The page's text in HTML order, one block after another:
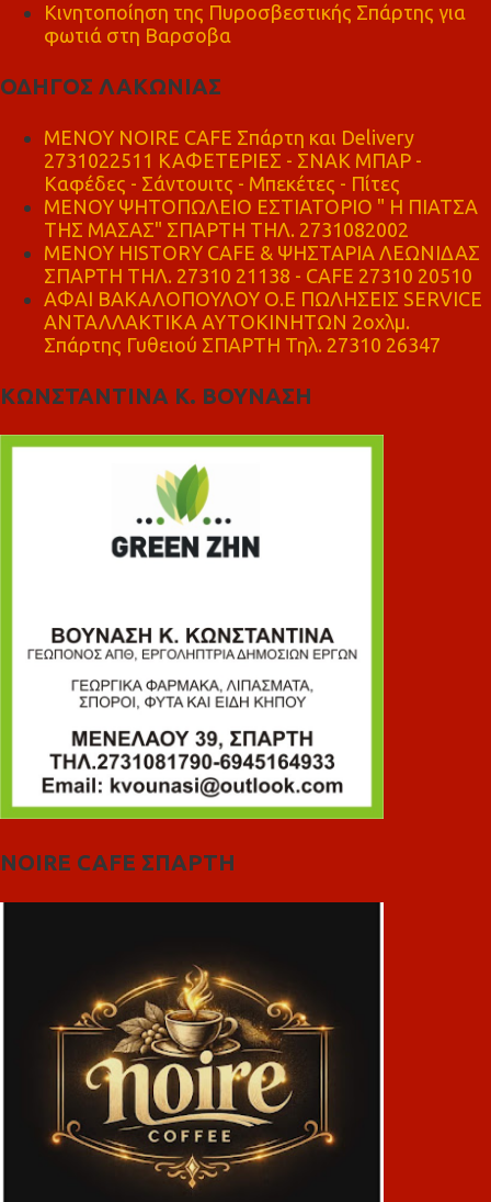
Κινητοποίηση της Πυροσβεστικής Σπάρτης για
φωτιά στη Βαρσοβα
ΟΔΗΓΟΣ ΛΑΚΩΝΙΑΣ
MENOY NOIRE CAFE Σπάρτη και Delivery
2731022511 ΚΑΦΕΤΕΡΙΕΣ - ΣΝΑΚ ΜΠΑΡ -
Καφέδες - Σάντουιτς - Μπεκέτες - Πίτες
ΜΕΝΟΥ ΨΗΤΟΠΩΛΕΙΟ ΕΣΤΙΑΤΟΡΙΟ " Η ΠΙΑΤΣΑ
ΤΗΣ ΜΑΣΑΣ" ΣΠΑΡΤΗ ΤΗΛ. 2731082002
ΜΕΝΟΥ HISTORY CAFE & ΨΗΣΤΑΡΙΑ ΛΕΩΝΙΔΑΣ
ΣΠΑΡΤΗ ΤΗΛ. 27310 21138 - CAFE 27310 20510
ΑΦΑΙ ΒΑΚΑΛΟΠΟΥΛΟΥ Ο.Ε ΠΩΛΗΣΕΙΣ SERVICE
ΑΝΤΑΛΛΑΚΤΙΚΑ ΑΥΤΟΚΙΝΗΤΩΝ 2οχλμ.
Σπάρτης Γυθειού ΣΠΑΡΤΗ Τηλ. 27310 26347
ΚΩΝΣΤΑΝΤΙΝΑ Κ. ΒΟΥΝΑΣΗ
NOIRE CAFE ΣΠΑΡΤΗ